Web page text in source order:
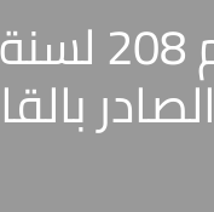
بالقانون